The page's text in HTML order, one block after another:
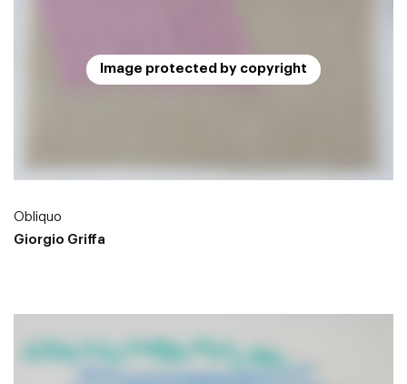
Image protected by copyright
Obliquo
Giorgio Griffa